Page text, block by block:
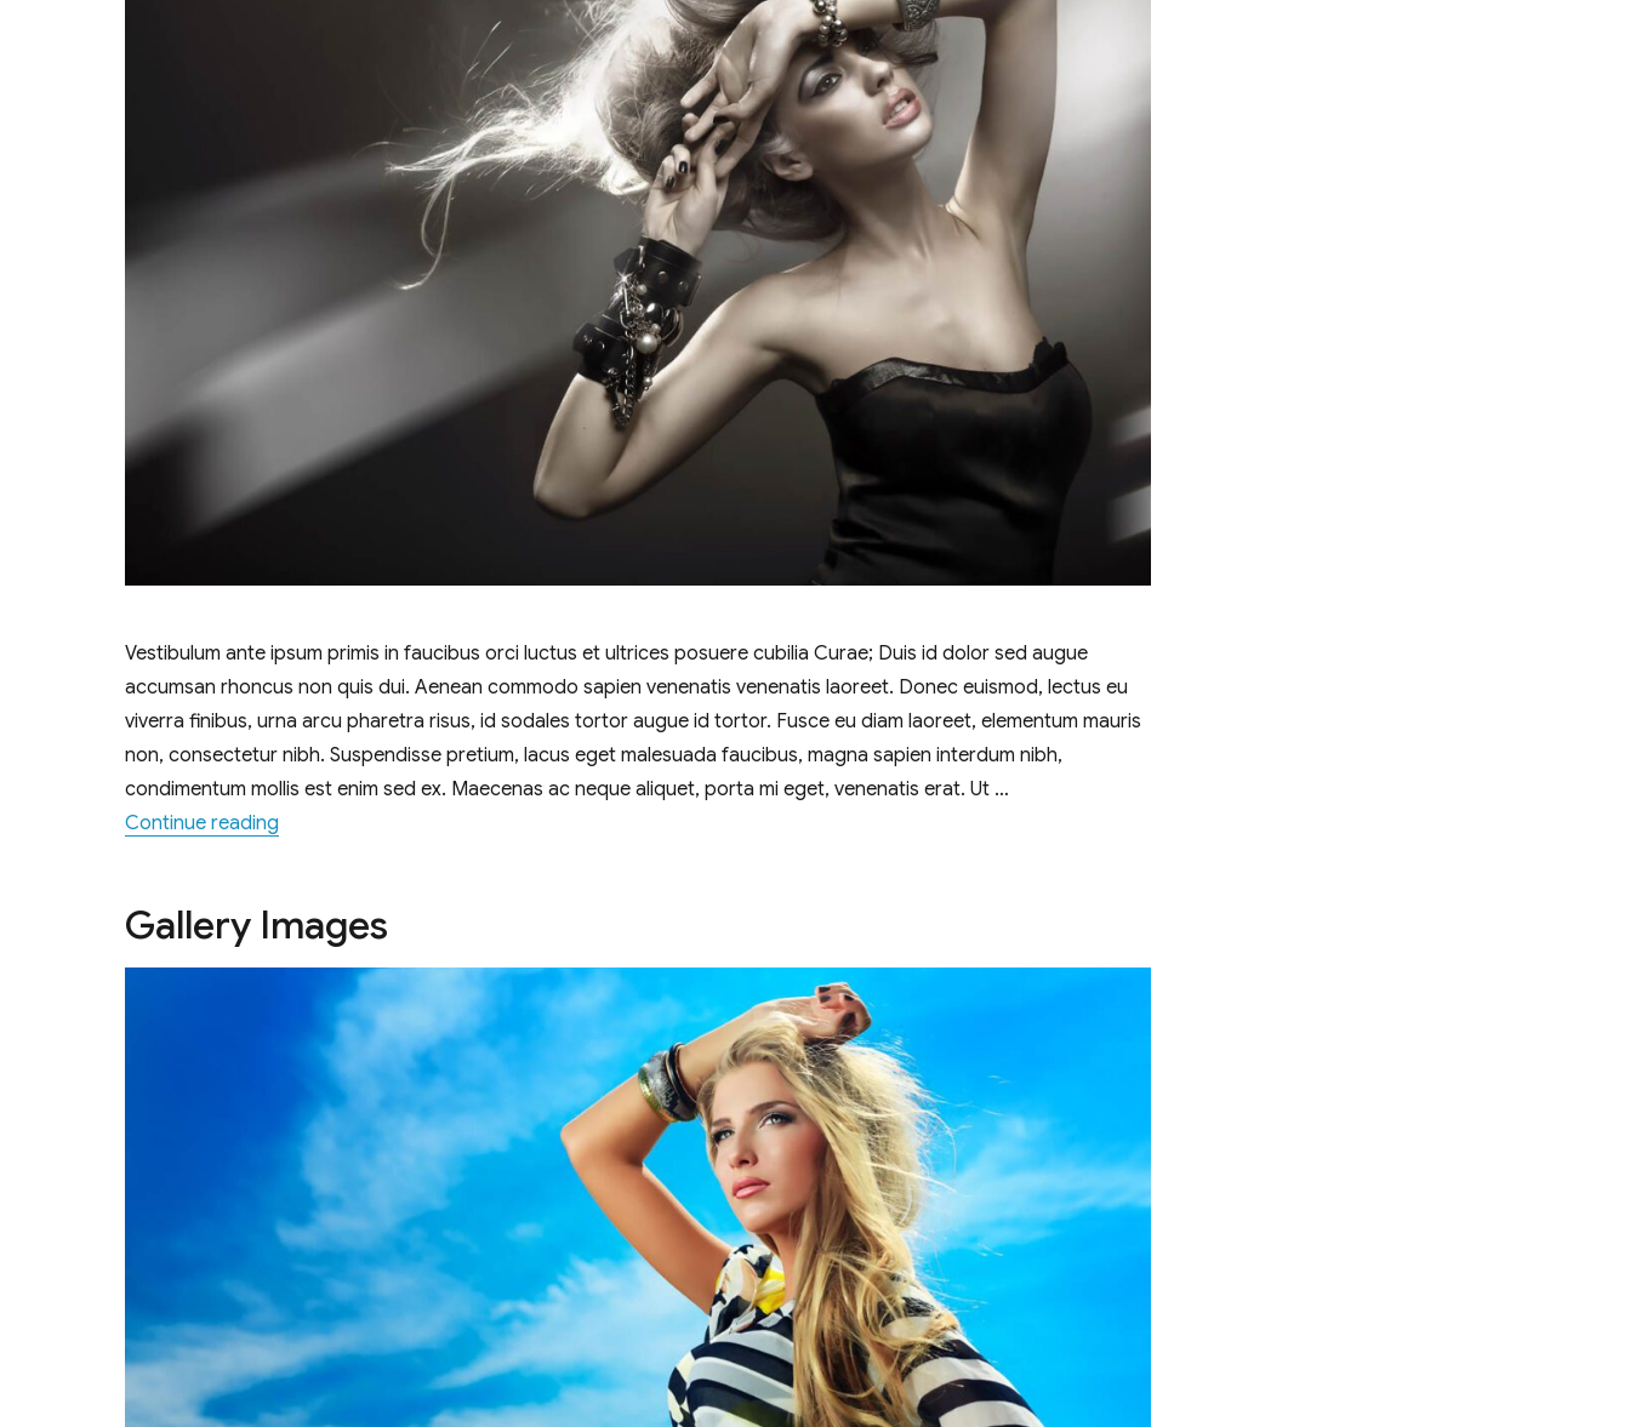
Vestibulum ante ipsum primis in faucibus orci luctus et ultrices posuere cubilia Curae; Duis id dolor sed augue
accumsan rhoncus non quis dui. Aenean commodo sapien venenatis venenatis laoreet. Donec euismod, lectus eu
viverra finibus, urna arcu pharetra risus, id sodales tortor augue id tortor. Fusce eu diam laoreet, elementum mauris
non, consectetur nibh. Suspendisse pretium, lacus eget malesuada faucibus, magna sapien interdum nibh,
condimentum mollis est enim sed ex. Maecenas ac neque aliquet, porta mi eget, venenatis erat. Ut …
Continue reading
Gallery Images